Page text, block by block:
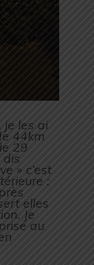
je les ai
44km
29
dis
» c’est
:
elles
Je
au